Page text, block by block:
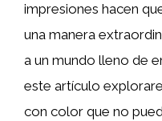
impresiones hacen
una manera
a un mundo lleno de
este artículo
con color que no